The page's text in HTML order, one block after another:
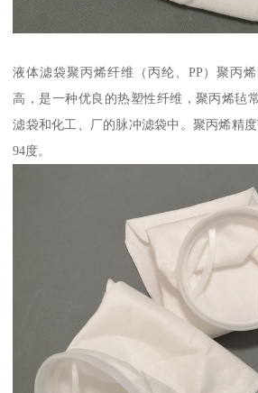
液体滤袋聚丙烯纤维（丙纶、PP）聚丙
高，是一种优良的热塑性纤维，聚丙烯毡
滤袋和化工、厂的脉冲滤袋中。聚丙烯精
94度。